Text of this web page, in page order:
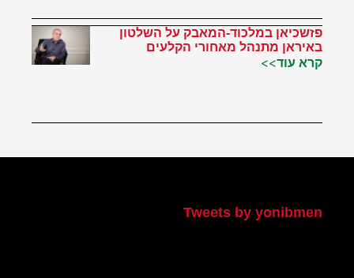
פזשכיאן במלכוד-המאבק על השלטון
באיראן מתנהל מאחורי הקלעים
קרא עוד>>
Tweets by yonibmen